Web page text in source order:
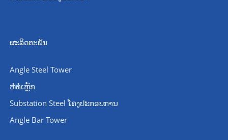
ຜະລິດຕະພັນ
Angle Steel Tower
ຫໍທໍ່ເຫຼັກ
Substation Steel ໂຄງປະກອບການ
Angle Bar Tower